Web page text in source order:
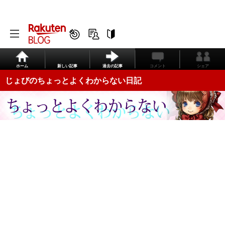
ホーム 新しい記事 過去の記事 コメント シェア
じょびのちょっとよくわからない日記